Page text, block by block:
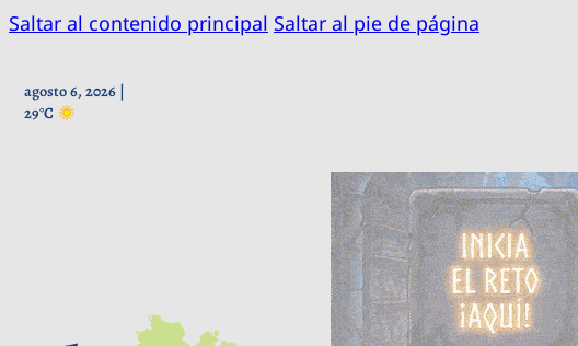
Saltar al contenido principal Saltar al pie de página
agosto 6, 2026 |
29°C